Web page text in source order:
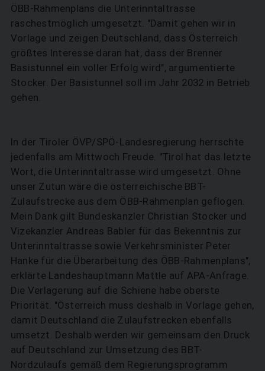
ÖBB-Rahmenplans die Unterinntaltrasse
raschestmöglich umgesetzt. "Damit gehen wir in
Vorlage und zeigen Deutschland, dass Österreich
größtes Interesse daran hat, dass der Brenner
Basistunnel ein voller Erfolg wird", argumentierte
Stocker. Der Basistunnel soll im Jahr 2032 in Betrieb
gehen.
In der Tiroler ÖVP/SPÖ-Landesregierung herrschte
jedenfalls am Mittwoch Freude. "Tirol hat das letzte
Wort, die Unterinntaltrasse wird umgesetzt. Ohne
unser Zutun wäre die österreichische BBT-
Zulaufstrecke aus dem ÖBB-Rahmenplan geflogen.
Mein Dank gilt Bundeskanzler Christian Stocker und
Vizekanzler Andreas Babler für das Bekenntnis zur
Unterinntaltrasse sowie Verkehrsminister Peter
Hanke für die Überarbeitung des ÖBB-Rahmenplans",
erklärte Landeshauptmann Mattle auf APA-Anfrage.
Die Verlagerung auf die Schiene habe oberste
Priorität. "Österreich muss deshalb in Vorlage gehen,
damit Deutschland die Zulaufstrecken ebenfalls
umsetzt. Deshalb werden wir gemeinsam den Druck
auf Deutschland zur Umsetzung des BBT-
Nordzulaufs gemäß dem Regierungsprogramm